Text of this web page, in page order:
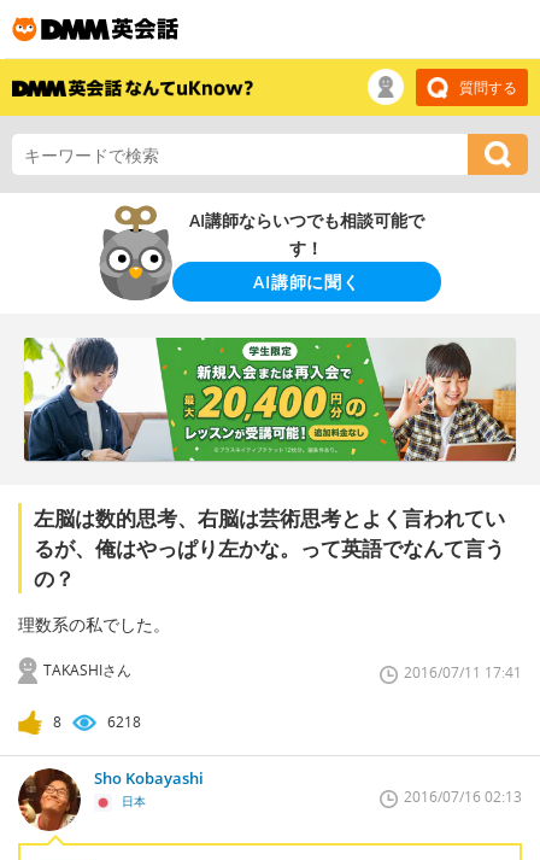
質問する
AI講師ならいつでも相談可能で
す！
AI講師に聞く
左脳は数的思考、右脳は芸術思考とよく言われてい
るが、俺はやっぱり左かな。って英語でなんて言う
の？
理数系の私でした。
TAKASHIさん 2016/07/11 17:41
8 6218
Sho Kobayashi
日本 2016/07/16 02:13